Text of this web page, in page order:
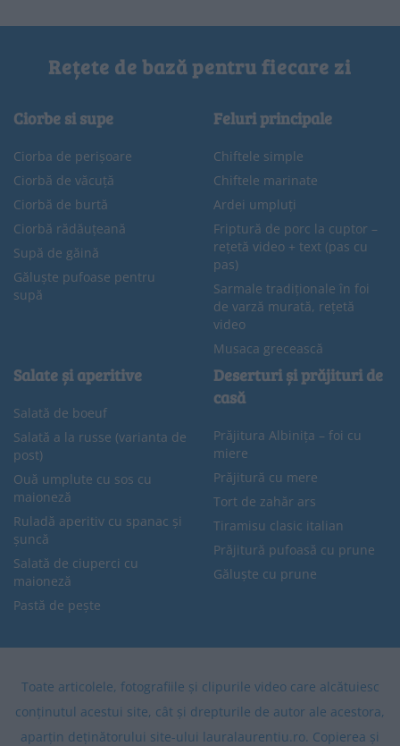
Rețete de bază pentru fiecare zi
Ciorbe si supe
Ciorba de perișoare
Ciorbă de văcuță
Ciorbă de burtă
Ciorbă rădăuțeană
Supă de găină
Găluște pufoase pentru
supă
Feluri principale
Chiftele simple
Chiftele marinate
Ardei umpluți
Friptură de porc la cuptor –
rețetă video + text (pas cu
pas)
Sarmale tradiționale în foi
de varză murată, rețetă
video
Musaca grecească
Salate și aperitive
Salată de boeuf
Salată a la russe (varianta de
post)
Ouă umplute cu sos cu
maioneză
Ruladă aperitiv cu spanac și
șuncă
Salată de ciuperci cu
maioneză
Pastă de pește
Deserturi și prăjituri de
casă
Prăjitura Albinița – foi cu
miere
Prăjitură cu mere
Tort de zahăr ars
Tiramisu clasic italian
Prăjitură pufoasă cu prune
Găluște cu prune
Toate articolele, fotografiile și clipurile video care alcătuiesc
conținutul acestui site, cât și drepturile de autor ale acestora,
aparțin deținătorului site-ului lauralaurentiu.ro. Copierea și